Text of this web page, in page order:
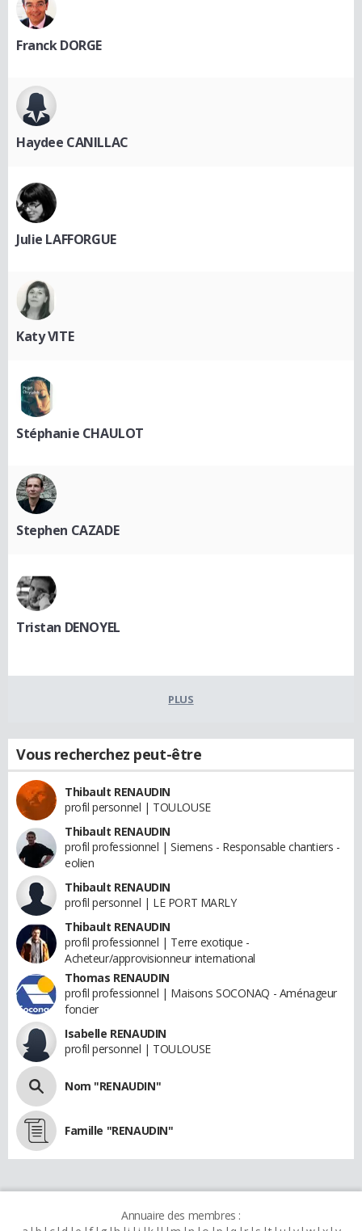
Franck DORGE
Haydee CANILLAC
Julie LAFFORGUE
Katy VITE
Stéphanie CHAULOT
Stephen CAZADE
Tristan DENOYEL
PLUS
Vous recherchez peut-être
Thibault RENAUDIN
profil personnel | TOULOUSE
Thibault RENAUDIN
profil professionnel | Siemens - Responsable chantiers -
eolien
Thibault RENAUDIN
profil personnel | LE PORT MARLY
Thibault RENAUDIN
profil professionnel | Terre exotique -
Acheteur/approvisionneur international
Thomas RENAUDIN
profil professionnel | Maisons SOCONAQ - Aménageur
foncier
Isabelle RENAUDIN
profil personnel | TOULOUSE
Nom "RENAUDIN"
Famille "RENAUDIN"
Annuaire des membres :